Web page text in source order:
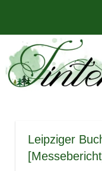
springen
Tintenhain
–
Der
Rezensionen
und
mehr
Leipziger